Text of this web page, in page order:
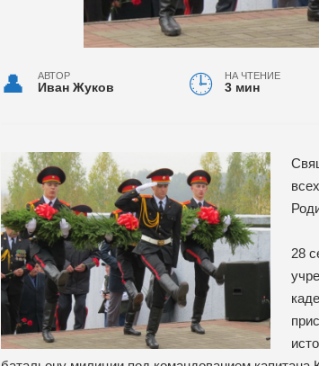
АВТОР
Иван Жуков
НА ЧТЕНИЕ
3 мин
28